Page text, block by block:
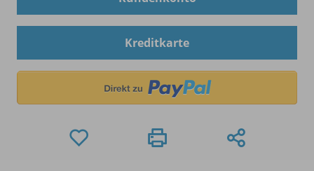
Kreditkarte